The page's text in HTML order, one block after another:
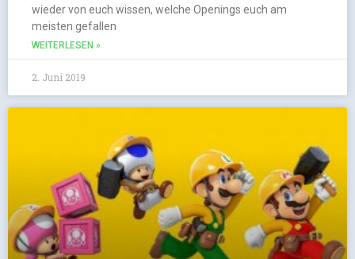
wieder von euch wissen, welche Openings euch am
meisten gefallen
WEITERLESEN »
2. Juni 2019